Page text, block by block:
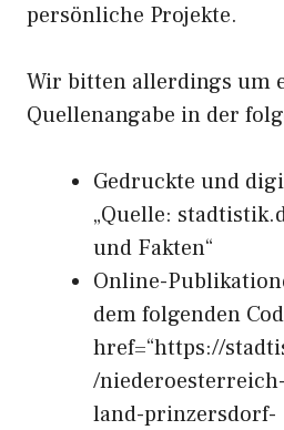
persönliche Projekte.
Wir bitten allerdings um
Quellenangabe in der
Gedruckte und
„Quelle:
und Fakten“
Online-
dem folgenden
href=“https://
/
land-prinzersdorf-